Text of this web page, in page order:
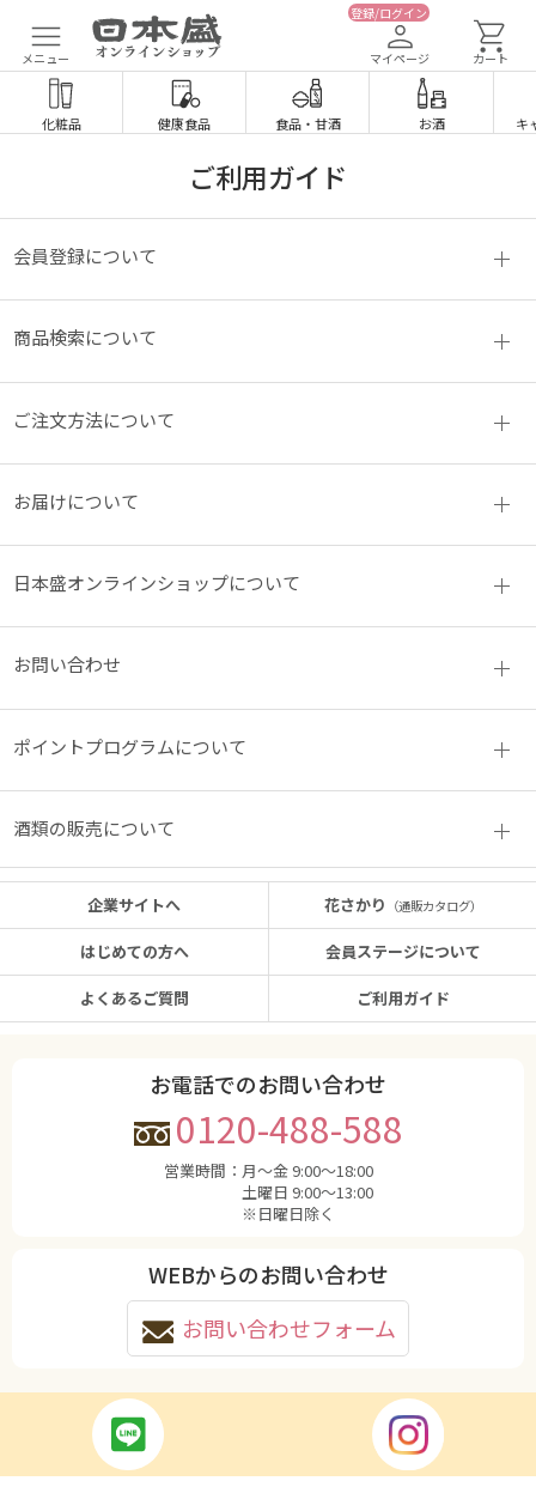
メニュー
登録/ログイン
マイページ カート
化粧品 健康食品 食品・ 甘酒 お酒 キ
ご利用ガイド
会員登録について
商品検索について
ご注文方法について
お届けについて
日本盛オンラインショップについて
お問い合わせ
ポイントプログラムについて
酒類の販売について
企業サイトへ
はじめての方へ
よくあるご質問
花さかり （通販カタログ）
会員ステージについて
ご利用ガイド
お電話でのお問い合わせ
0120-488-588
営業時間： 月〜金 9:00〜18:00
土曜日 9:00〜13:00
※日曜日除く
WEBからのお問い合わせ
お問い合わせフォーム